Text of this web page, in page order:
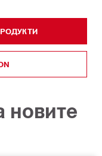
новите